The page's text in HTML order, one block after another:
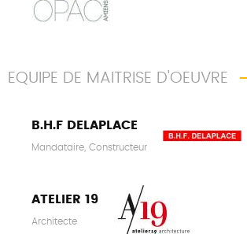
EQUIPE DE MAITRISE D'OEUVRE
B.H.F DELAPLACE
Mandataire, Constructeur
ATELIER 19
Architecte